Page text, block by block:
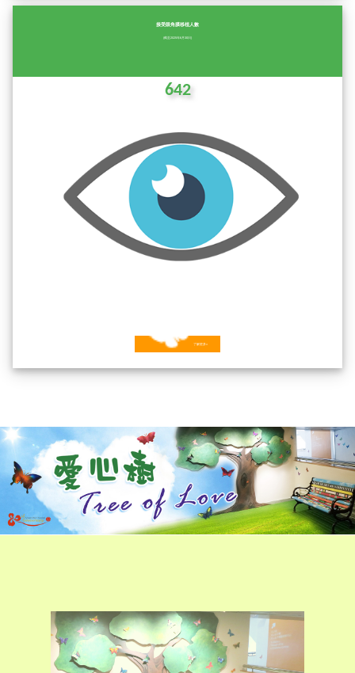
接受眼角膜移植人數
(截至2025年6月30日)
642
了解更多»